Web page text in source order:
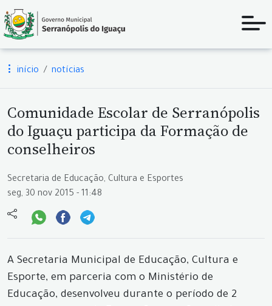
início notícias
Comunidade Escolar de Serranópolis
do Iguaçu participa da Formação de
conselheiros
Secretaria de Educação, Cultura e Esportes
seg, 30 nov 2015 - 11:48
A Secretaria Municipal de Educação, Cultura e
Esporte, em parceria com o Ministério de
Educação, desenvolveu durante o período de 2